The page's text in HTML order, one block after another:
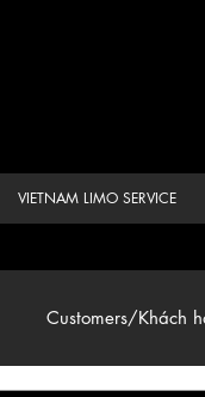
VIETNAM LIMO SERVICE
Customers/Khách